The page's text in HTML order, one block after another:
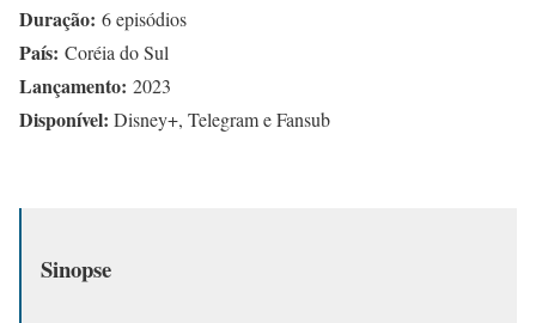
Duração: 6 episódios
País: Coréia do Sul
Lançamento: 2023
Disponível: Disney+, Telegram e Fansub
Sinopse